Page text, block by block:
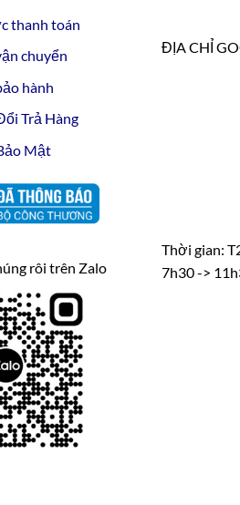
thanh toán
chuyển
hành
Trả Hàng
Mật
rôi trên Zalo
ĐỊA CHỈ
Thời gian:
7h30 ->